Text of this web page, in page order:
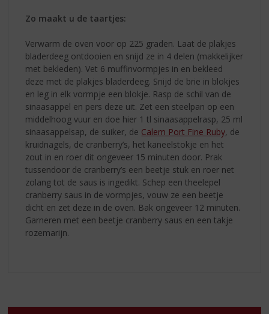
Zo maakt u de taartjes:
Verwarm de oven voor op 225 graden. Laat de plakjes
bladerdeeg ontdooien en snijd ze in 4 delen (makkelijker
met bekleden). Vet 6 muffinvormpjes in en bekleed
deze met de plakjes bladerdeeg. Snijd de brie in blokjes
en leg in elk vormpje een blokje. Rasp de schil van de
sinaasappel en pers deze uit. Zet een steelpan op een
middelhoog vuur en doe hier 1 tl sinaasappelrasp, 25 ml
sinaasappelsap, de suiker, de Calem Port Fine Ruby, de
kruidnagels, de cranberry’s, het kaneelstokje en het
zout in en roer dit ongeveer 15 minuten door. Prak
tussendoor de cranberry’s een beetje stuk en roer net
zolang tot de saus is ingedikt. Schep een theelepel
cranberry saus in de vormpjes, vouw ze een beetje
dicht en zet deze in de oven. Bak ongeveer 12 minuten.
Garneren met een beetje cranberry saus en een takje
rozemarijn.